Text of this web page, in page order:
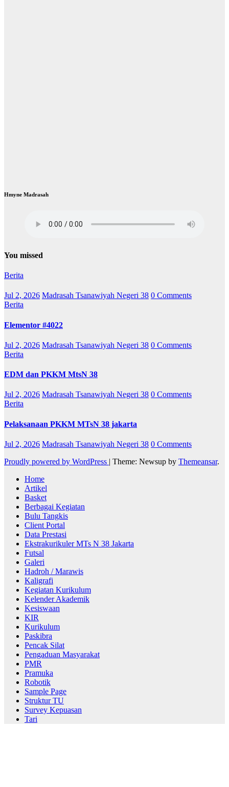
Hmyne Madrasah
You missed
Berita
Jul 2, 2026 Madrasah Tsanawiyah Negeri 38 0 Comments
Berita
Elementor #4022
Jul 2, 2026 Madrasah Tsanawiyah Negeri 38 0 Comments
Berita
EDM dan PKKM MtsN 38
Jul 2, 2026 Madrasah Tsanawiyah Negeri 38 0 Comments
Berita
Pelaksanaan PKKM MTsN 38 jakarta
Jul 2, 2026 Madrasah Tsanawiyah Negeri 38 0 Comments
Proudly powered by WordPress | Theme: Newsup by Themeansar.
Home
Artikel
Basket
Berbagai Kegiatan
Bulu Tangkis
Client Portal
Data Prestasi
Ekstrakurikuler MTs N 38 Jakarta
Futsal
Galeri
Hadroh / Marawis
Kaligrafi
Kegiatan Kurikulum
Kelender Akademik
Kesiswaan
KIR
Kurikulum
Paskibra
Pencak Silat
Pengaduan Masyarakat
PMR
Pramuka
Robotik
Sample Page
Struktur TU
Survey Kepuasan
Tari